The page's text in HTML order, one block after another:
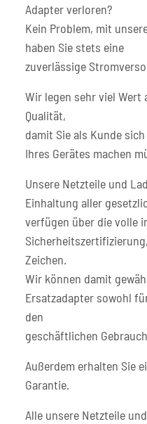
Adapter verloren?
Kein Problem, mit
haben Sie stets eine
zuverlässige
Wir legen sehr viel
Qualität,
damit Sie als Kunde
Ihres Gerätes machen
Unsere Netzteile und
Einhaltung aller
verfügen über die volle
Zeichen.
Wir können damit
Ersatzadapter sowohl
den
geschäftlichen
Außerdem erhalten Sie
Garantie.
Alle unsere Netzteile